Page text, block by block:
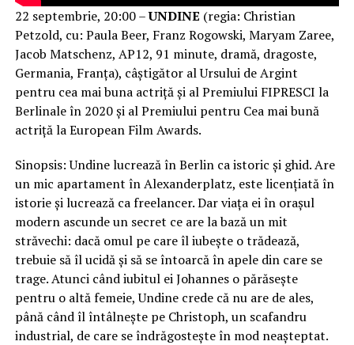
22 septembrie, 20:00 –UNDINE (regia: Christian
Petzold, cu: Paula Beer, Franz Rogowski, Maryam Zaree,
Jacob Matschenz, AP12, 91 minute, dramă, dragoste,
Germania, Franța), câștigător al Ursului de Argint
pentru cea mai buna actriță și al Premiului FIPRESCI la
Berlinale în 2020 și al Premiului pentru Cea mai bună
actriță la European Film Awards.
Sinopsis: Undine lucrează în Berlin ca istoric și ghid. Are
un mic apartament în Alexanderplatz, este licențiată în
istorie și lucrează ca freelancer. Dar viața ei în orașul
modern ascunde un secret ce are la bază un mit
străvechi: dacă omul pe care îl iubește o trădează,
trebuie să îl ucidă și să se întoarcă în apele din care se
trage. Atunci când iubitul ei Johannes o părăsește
pentru o altă femeie, Undine crede că nu are de ales,
până când îl întâlnește pe Christoph, un scafandru
industrial, de care se îndrăgostește în mod neașteptat.